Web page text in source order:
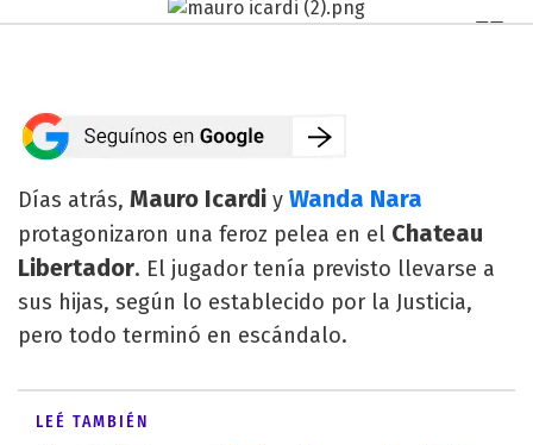
Días atrás, Mauro Icardi y Wanda Nara
protagonizaron una feroz pelea en el Chateau
Libertador. El jugador tenía previsto llevarse a
sus hijas, según lo establecido por la Justicia,
pero todo terminó en escándalo.
LEÉ TAMBIÉN